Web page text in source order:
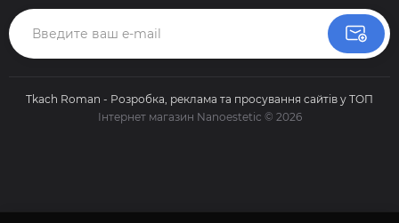
Tkach Roman - Розробка, реклама та просування сайтів у ТОП
Інтернет магазин Nanoestetic © 2026